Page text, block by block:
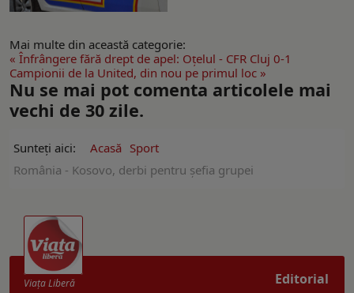
Mai multe din această categorie:
« Înfrângere fără drept de apel: Oţelul - CFR Cluj 0-1
Campionii de la United, din nou pe primul loc »
Nu se mai pot comenta articolele mai
vechi de 30 zile.
Sunteți aici: Acasă Sport
România - Kosovo, derbi pentru șefia grupei
Editorial
Viaţa Liberă